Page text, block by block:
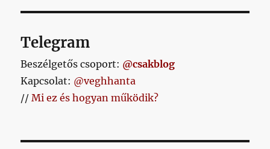
Telegram
Beszélgetős csoport: @csakblog
Kapcsolat: @veghhanta
//Mi ez és hogyan működik?